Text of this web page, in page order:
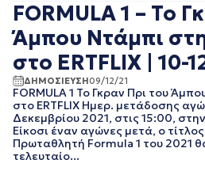
ΙΑΝΟΥΑΡΙΟΣ 2023
ΟΚΤΩΒΡΙΟΣ 2022
ΣΕΠΤΕΜΒΡΙΟΣ
ΑΥΓΟΥΣΤΟΣ 2022
ΙΟΥΛΙΟΣ 2022
ΙΟΥΝΙΟΣ 2022
ΜΑΙΟΣ 2022
ΑΠΡΙΛΙΟΣ 2022
FORMULA 1 – Το
Άμπου Ντάμπι
στο ERTFLIX | 10-
ΔΗΜΟΣΙΕΥΣΗ09/12/21
FORMULA 1 Το Γκραν Πρι του
στο ERTFLIX Ημερ. μετάδοσης
Δεκεμβρίου 2021, στις 15:00,
Είκοσι έναν αγώνες μετά, ο
Πρωταθλητή Formula 1 του 2021
τελευταίο...